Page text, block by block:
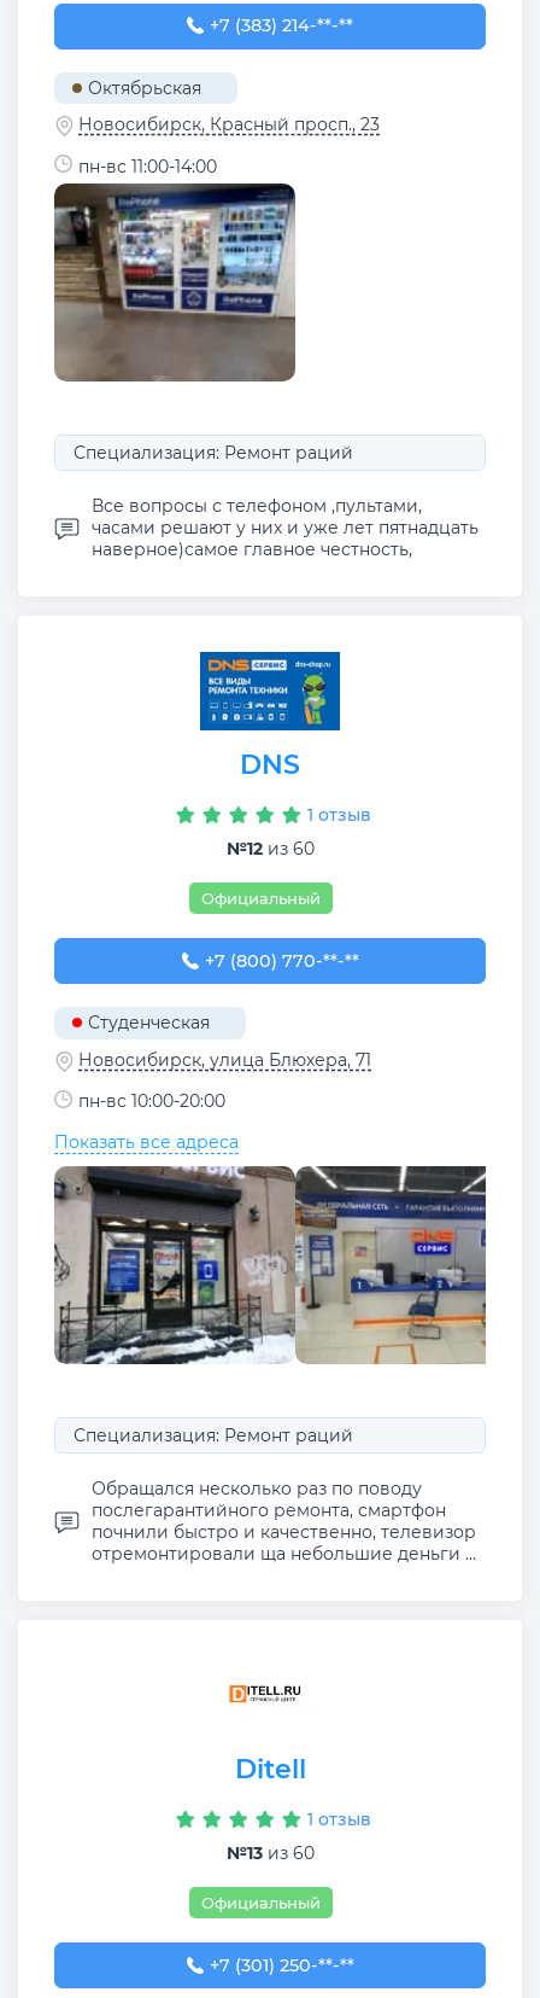
+7 (383) 214-96-22
+7 (383) 214-**-**
Октябрьская
Новосибирск, Красный просп., 23
пн-вс 11:00-14:00
Специализация: Ремонт раций
Все вопросы с телефоном ,пультами,
часами решают у них и уже лет пятнадцать
наверное)самое главное честность,
DNS
1 отзыв
№12из 60
Официальный
+7 (800) 770-78-88
+7 (800) 770-**-**
Студенческая
Новосибирск, улица Блюхера, 71
пн-вс 10:00-20:00
Показать все адреса
Специализация: Ремонт раций
Обращался несколько раз по поводу
послегарантийного ремонта, смартфон
почнили быстро и качественно, телевизор
отремонтировали ща небольшие деньги ...
Ditell
1 отзыв
№13из 60
Официальный
+7 (301) 250-00-32
+7 (301) 250-**-**